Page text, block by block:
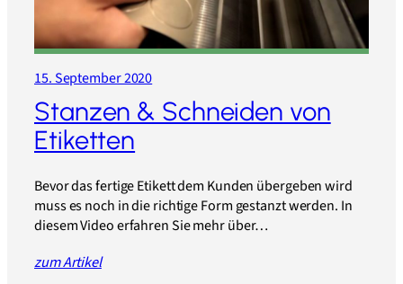
15. September 2020
Stanzen & Schneiden von
Etiketten
Bevor das fertige Etikett dem Kunden übergeben wird
muss es noch in die richtige Form gestanzt werden. In
diesem Video erfahren Sie mehr über…
zum Artikel